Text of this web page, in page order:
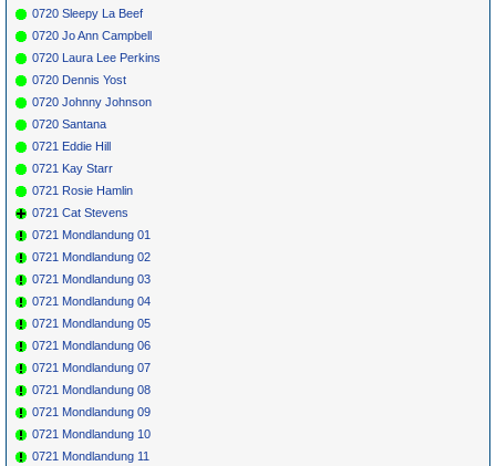
0720 Sleepy La Beef
0720 Jo Ann Campbell
0720 Laura Lee Perkins
0720 Dennis Yost
0720 Johnny Johnson
0720 Santana
0721 Eddie Hill
0721 Kay Starr
0721 Rosie Hamlin
0721 Cat Stevens
0721 Mondlandung 01
0721 Mondlandung 02
0721 Mondlandung 03
0721 Mondlandung 04
0721 Mondlandung 05
0721 Mondlandung 06
0721 Mondlandung 07
0721 Mondlandung 08
0721 Mondlandung 09
0721 Mondlandung 10
0721 Mondlandung 11